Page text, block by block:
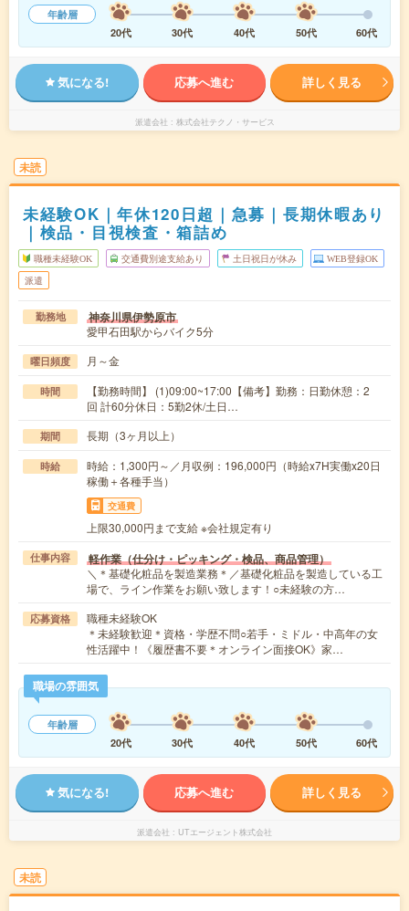
年齢層
20代
30代 40代 50代 60代
気になる! 応募へ進む 詳しく見る
派遣会社 株式会社テクノ・サービス
未読
未経験OK｜年休120日超｜急募｜長期休暇あり
｜検品・目視検査・箱詰め
職種未経験OK 交通費別途支給あり 土日祝日が休み WEB登録OK
派遣
勤務地 神奈川県伊勢原市
愛甲石田駅からバイク5分
曜日頻度 月～金
時間
【勤務時間】 (1)09:00~17:00【備考】勤務：日勤休憩：2
回 計60分休日：5勤2休/土日…
期間 長期（3ヶ月以上）
時給
時給：1,300円～／月収例：196,000円（時給x7H実働x20日
稼働＋各種手当）
交通費
上限30,000円まで支給 ※会社規定有り
仕事内容 軽作業（仕分け・ピッキング・検品、商品管理）
＼＊基礎化粧品を製造業務＊／基礎化粧品を製造している工
場で、ライン作業をお願い致します！○未経験の方…
応募資格
職種未経験OK
＊未経験歓迎＊資格・学歴不問○若手・ミドル・中高年の女
性活躍中！《履歴書不要＊オンライン面接OK》家…
職場の雰囲気
年齢層
20代
30代 40代 50代 60代
気になる! 応募へ進む 詳しく見る
派遣会社 UTエージェント株式会社
未読